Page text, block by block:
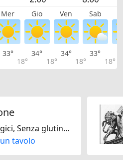
Mer Gio Ven Sab
33°
18°
34°
18°
34°
18°
33°
18°
Piatti biologici, Senza glutine, Vegetariano Jain, Senza lattosio, Solo vegano, Solo vegetariano, Senza noci, Svizzera, Europeo, Francese, Internazionale, Italiana, Mediterranea, Regionale, Stagionale
tavolo